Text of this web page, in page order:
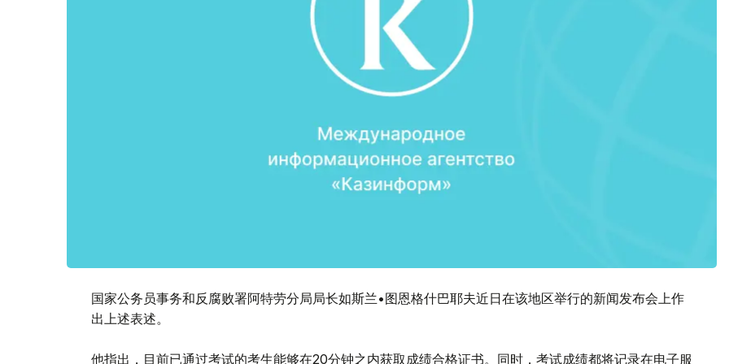
国家公务员事务和反腐败署阿特劳分局局长如斯兰•图恩格什巴耶夫近日在该地区举行的新闻发布会上作
出上述表述。
他指出，目前已通过考试的考生能够在20分钟之内获取成绩合格证书。同时，考试成绩都将记录在电子服